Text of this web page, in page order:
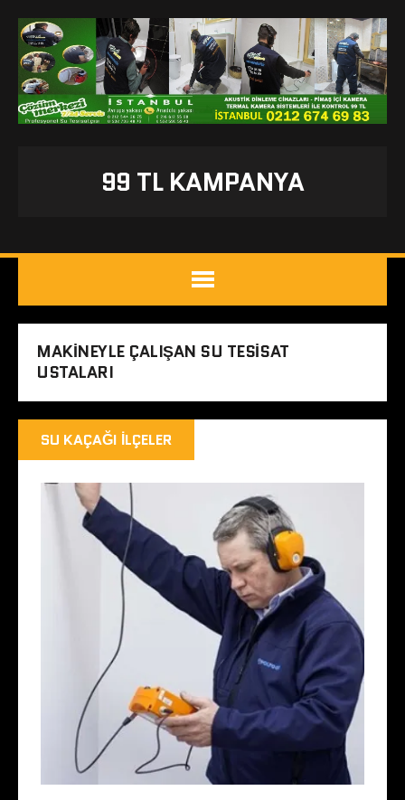
99 TL KAMPANYA
MAKINEYLE ÇALIŞAN SU TESISAT
USTALARI
SU KAÇAĞI İLÇELER